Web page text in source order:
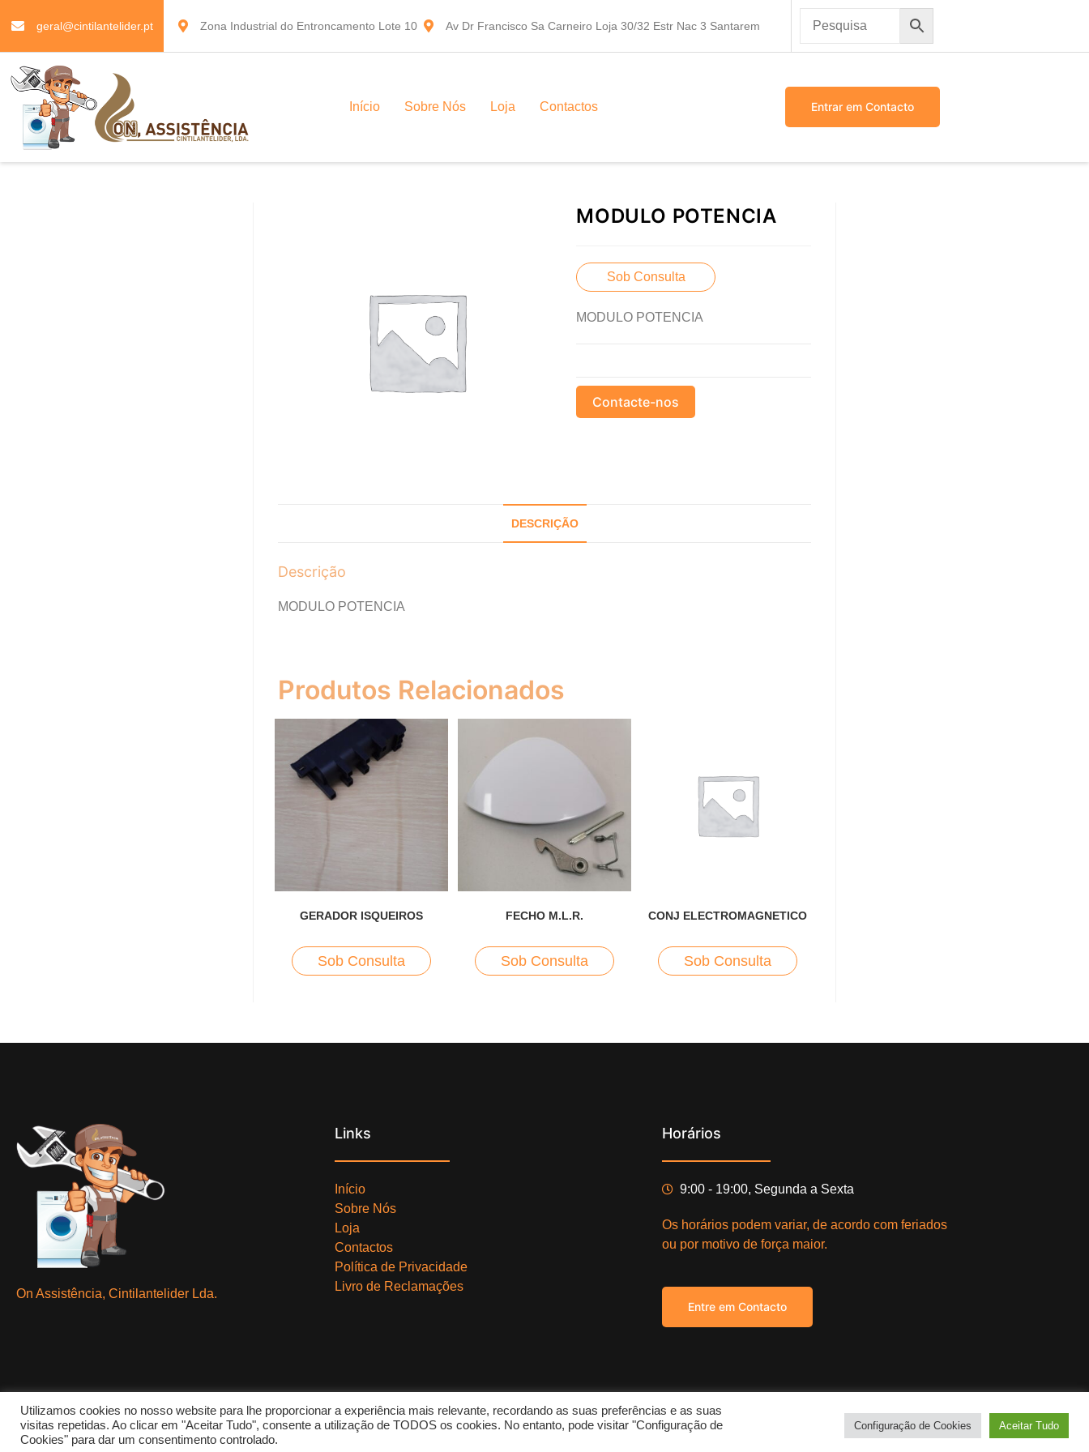
geral@cintilantelider.pt Zona Industrial do Entroncamento Lote 10 Av Dr Francisco Sa Carneiro Loja 30/32 Estr Nac 3 Santarem
Início Sobre Nós Loja Contactos Entrar em Contacto
MODULO POTENCIA
Sob Consulta
MODULO POTENCIA
Contacte-nos
DESCRIÇÃO
Descrição
MODULO POTENCIA
Produtos Relacionados
GERADOR ISQUEIROS
Sob Consulta
FECHO M.L.R.
Sob Consulta
CONJ ELECTROMAGNETICO
Sob Consulta
On Assistência, Cintilantelider Lda.
Links
Início
Sobre Nós
Loja
Contactos
Política de Privacidade
Livro de Reclamações
Horários
9:00 - 19:00, Segunda a Sexta
Os horários podem variar, de acordo com feriados
ou por motivo de força maior.
Entre em Contacto
Copyright © 2021. Todos os direitos reservados.
Utilizamos cookies no nosso website para lhe proporcionar a experiência mais relevante, recordando as suas preferências e as suas
visitas repetidas. Ao clicar em "Aceitar Tudo", consente a utilização de TODOS os cookies. No entanto, pode visitar "Configuração de
Cookies" para dar um consentimento controlado.
Configuração de Cookies Aceitar Tudo